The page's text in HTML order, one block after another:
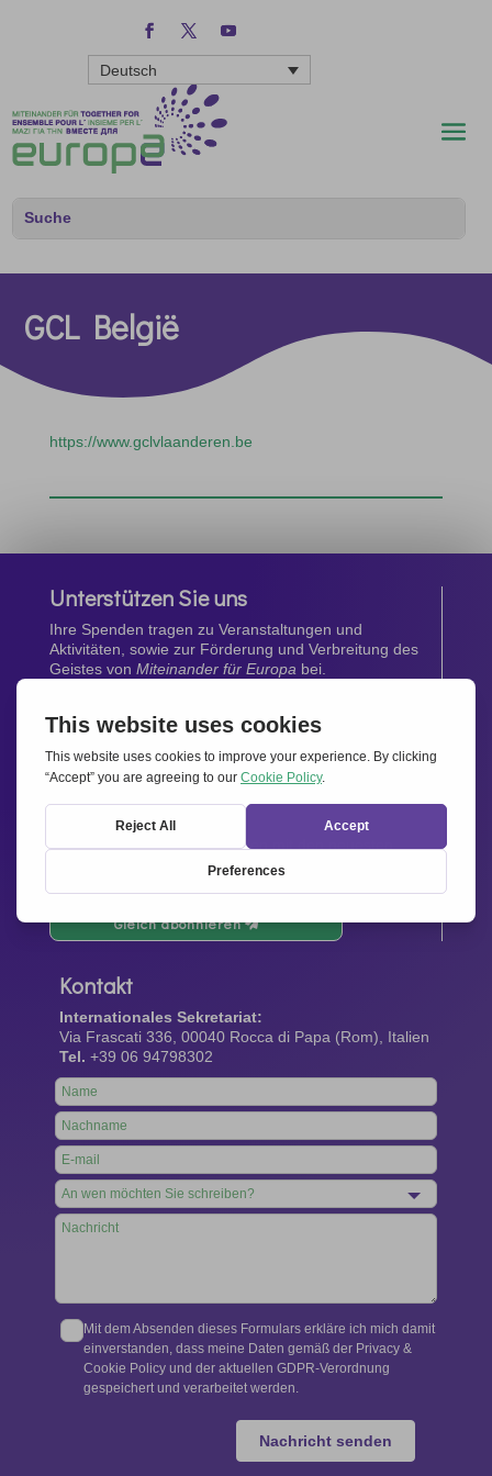
Deutsch
GCL België
https://www.gclvlaanderen.be
Unterstützen Sie uns
Ihre Spenden tragen zu Veranstaltungen und
Aktivitäten, sowie zur Förderung und Verbreitung des
Geistes von Miteinander für Europa bei.
Jetzt spenden
Newsletter
Bleiben Sie auf dem Laufenden mit den neuesten
Infos aus unserem Netzwerk.
Gleich abonnieren
Kontakt
Internationales Sekretariat:
Via Frascati 336, 00040 Rocca di Papa (Rom), Italien
Tel. +39 06 94798302
Leave
this
field
blank
Mit dem Absenden dieses Formulars erkläre ich mich damit
einverstanden, dass meine Daten gemäß der Privacy &
Cookie Policy und der aktuellen GDPR-Verordnung
gespeichert und verarbeitet werden.
Nachricht senden